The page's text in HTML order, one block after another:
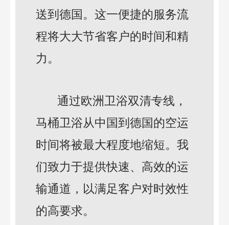
送到德国。这一便捷的服务流
程将大大节省客户的时间和精
力。
通过欧洲卫浴双清专线，
马桶卫浴从中国到德国的空运
时间将被最大程度地缩短。我
们致力于提供快速、高效的运
输通道，以满足客户对时效性
的高要求。